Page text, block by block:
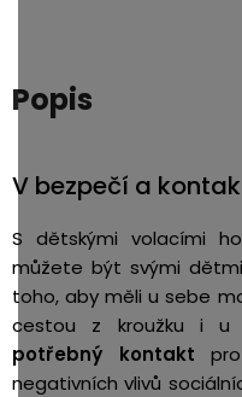
Popis
V bezpečí a
S dětskými volacími
můžete být svými dětmi
toho, aby měli u sebe
cestou z kroužku i u
potřebný kontakt
negativních vlivů